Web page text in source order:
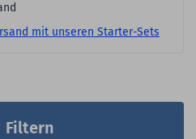
mit unseren Starter-Sets
Filtern